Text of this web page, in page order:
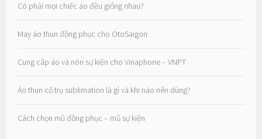
Có phải mọi chiếc áo đều giống nhau?
May áo thun đồng phục cho OtoSaigon
Cung cấp áo và nón sự kiện cho Vinaphone – VNPT
Áo thun cổ trụ sublimation là gì và khi nào nên dùng?
Cách chọn mũ đồng phục – mũ sự kiện